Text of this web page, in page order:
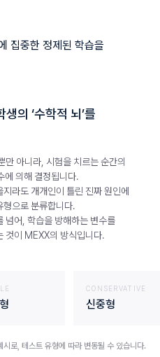
집중한 정제된 학습을
의 ‘수학적 뇌’를
만 아니라, 시험을 치르는 순간의
에 의해 결정됩니다.
라도 개개인이 틀린 진짜 원인에
으로 분류합니다.
넘어, 학습을 방해하는 변수를
것이 MEXX의 방식입니다.
CONSERVATIVE
신중형
시로, 테스트 유형에 따라 변동될 수 있습니다.